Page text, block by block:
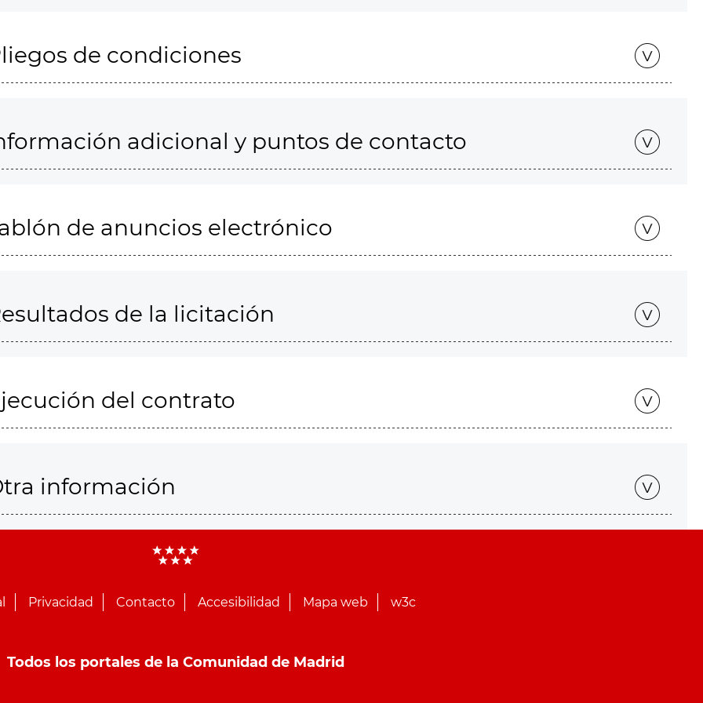
de condiciones
adicional y puntos de contacto
de anuncios electrónico
de la licitación
del contrato
información
Privacidad Contacto Accesibilidad Mapa web w3c
Todos los portales de la Comunidad de Madrid